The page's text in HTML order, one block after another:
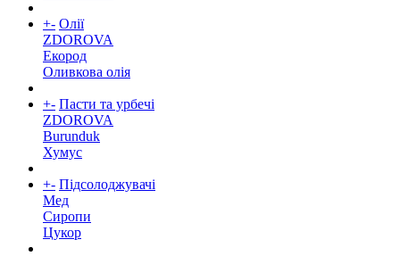
+- Олії
ZDOROVA
Екород
Оливкова олія
+- Пасти та урбечі
ZDOROVA
Burunduk
Хумус
+- Підсолоджувачі
Мед
Сиропи
Цукор